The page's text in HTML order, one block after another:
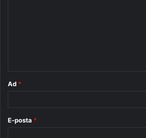
Ad *
E-posta *